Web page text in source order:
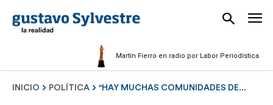
Martín Fierro en radio por Labor Periodística
INICIO POLÍTICA "HAY MUCHAS COMUNIDADES DE...